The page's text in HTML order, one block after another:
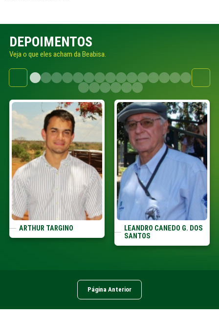
DEPOIMENTOS
Veja o que eles acham da Beabisa.
ARTHUR TARGINO
LEANDRO CANEDO G. DOS
SANTOS
Página Anterior